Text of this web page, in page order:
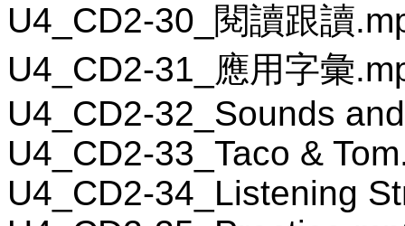
U4_CD2-30_閱讀跟讀
U4_CD2-31_應用字彙
U4_CD2-32_Sounds
U4_CD2-33_Taco &
U4_CD2-34_Listening